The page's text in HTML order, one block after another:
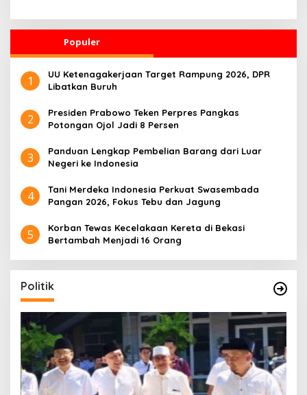
Populer
1
UU Ketenagakerjaan Target Rampung 2026, DPR
Libatkan Buruh
2
Presiden Prabowo Teken Perpres Pangkas
Potongan Ojol Jadi 8 Persen
3
Panduan Lengkap Pembelian Barang dari Luar
Negeri ke Indonesia
4
Tani Merdeka Indonesia Perkuat Swasembada
Pangan 2026, Fokus Tebu dan Jagung
5
Korban Tewas Kecelakaan Kereta di Bekasi
Bertambah Menjadi 16 Orang
Politik